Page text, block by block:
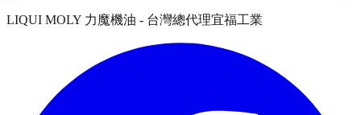
LIQUI MOLY 力魔機油 - 台灣總代理宜福工業